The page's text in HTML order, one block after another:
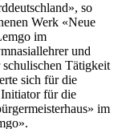
so
Werk «Neue
im
und
schulischen Tätigkeit
sich für die
für die
im